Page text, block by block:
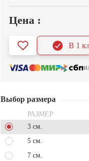
Цена :
В 1
Выбор размера
РАЗМЕР
3 см.
5 см.
7 см.